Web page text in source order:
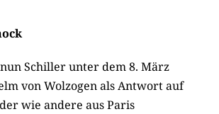
Schiller unter dem 8. März
von Wolzogen als Antwort auf
wie andere aus Paris